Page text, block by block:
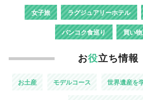
女子旅 ラグジュアリーホテル
バンコク食巡り 買い
お役立ち情報
お土産 モデルコース 世界遺産を